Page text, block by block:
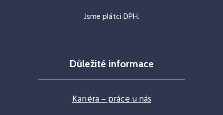
Jsme plátci DPH.
Důležité informace
Kariéra – práce u nás